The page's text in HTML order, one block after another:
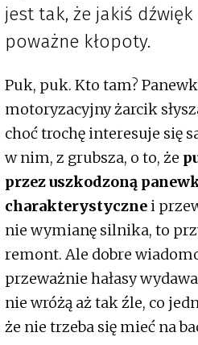
jest tak, że jakiś
poważne kłopoty.
Puk, puk. Kto tam?
motoryzacyjny żarcik
choć trochę interesuje się
w nim, z grubsza, o to, że
przez uszkodzoną
charakterystycznei
nie wymianę silnika, to
remont. Ale dobre
przeważnie hałasy
nie wróżą aż tak źle, co
że nie trzeba się mieć na